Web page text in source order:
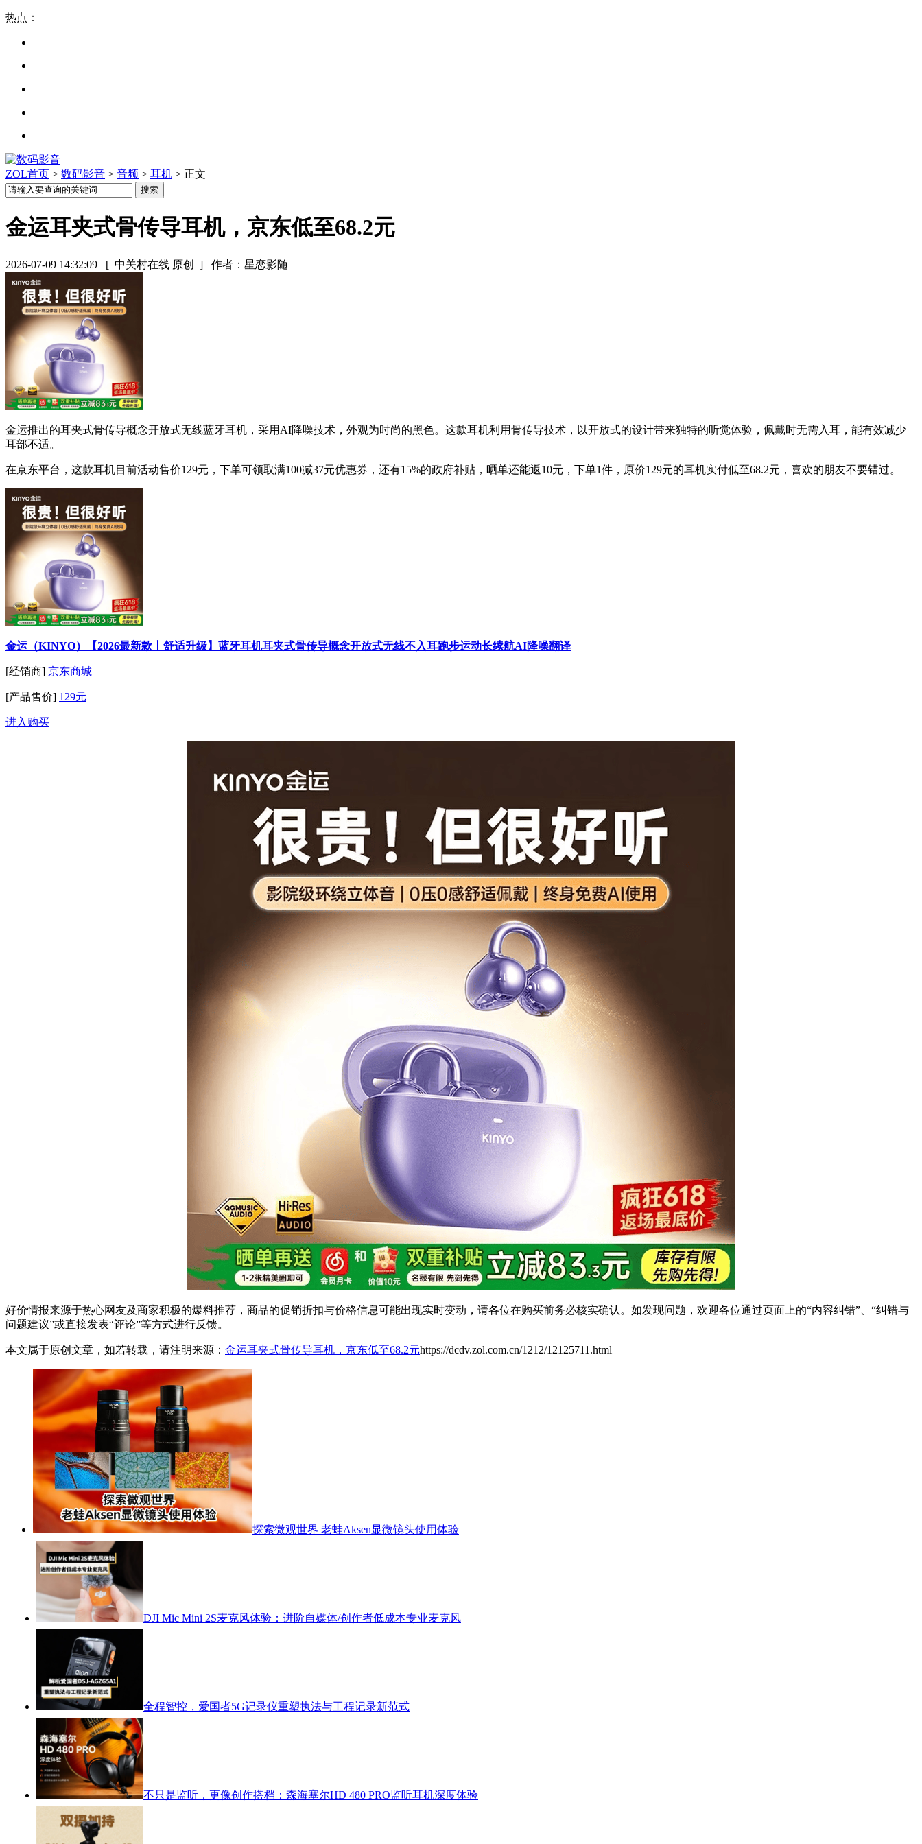
热点：
ZOL首页 > 数码影音 > 音频 > 耳机 > 正文
金运耳夹式骨传导耳机，京东低至68.2元
2026-07-09 14:32:09 [ 中关村在线 原创 ] 作者：星恋影随
金运推出的耳夹式骨传导概念开放式无线蓝牙耳机，采用AI降噪技术，外观为时尚的黑色。这款耳机利用骨传导技术，以开放式的设计带来独特的听觉体验，佩戴时无需入耳，能有效减少
耳部不适。
在京东平台，这款耳机目前活动售价129元，下单可领取满100减37元优惠券，还有15%的政府补贴，晒单还能返10元，下单1件，原价129元的耳机实付低至68.2元，喜欢的朋友不要错过。
金运（KINYO）【2026最新款丨舒适升级】蓝牙耳机耳夹式骨传导概念开放式无线不入耳跑步运动长续航AI降噪翻译
[经销商] 京东商城
[产品售价] 129元
进入购买
好价情报来源于热心网友及商家积极的爆料推荐，商品的促销折扣与价格信息可能出现实时变动，请各位在购买前务必核实确认。如发现问题，欢迎各位通过页面上的“内容纠错”、“纠错与
问题建议”或直接发表“评论”等方式进行反馈。
本文属于原创文章，如若转载，请注明来源： 金运耳夹式骨传导耳机，京东低至68.2元https://dcdv.zol.com.cn/1212/12125711.html
探索微观世界 老蛙Aksen显微镜头使用体验
DJI Mic Mini 2S麦克风体验：进阶自媒体/创作者低成本专业麦克风
全程智控，爱国者5G记录仪重塑执法与工程记录新范式
不只是监听，更像创作搭档：森海塞尔HD 480 PRO监听耳机深度体验